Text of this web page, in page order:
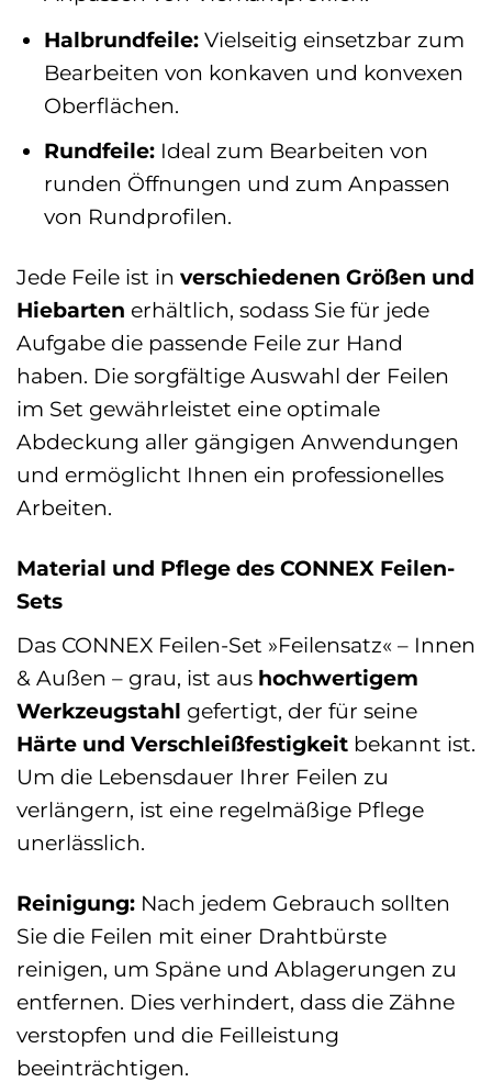
Halbrundfeile:Vielseitig einsetzbar zum
Bearbeiten von konkaven und konvexen
Oberflächen.
Rundfeile:Ideal zum Bearbeiten von
runden Öffnungen und zum Anpassen
von Rundprofilen.
Jede Feile ist in verschiedenen Größen und
Hiebarten erhältlich, sodass Sie für jede
Aufgabe die passende Feile zur Hand
haben. Die sorgfältige Auswahl der Feilen
im Set gewährleistet eine optimale
Abdeckung aller gängigen Anwendungen
und ermöglicht Ihnen ein professionelles
Arbeiten.
Material und Pflege des CONNEX Feilen-
Sets
Das CONNEX Feilen-Set »Feilensatz« – Innen
& Außen – grau, ist aus hochwertigem
Werkzeugstahl gefertigt, der für seine
Härte und Verschleißfestigkeit bekannt ist.
Um die Lebensdauer Ihrer Feilen zu
verlängern, ist eine regelmäßige Pflege
unerlässlich.
Reinigung: Nach jedem Gebrauch sollten
Sie die Feilen mit einer Drahtbürste
reinigen, um Späne und Ablagerungen zu
entfernen. Dies verhindert, dass die Zähne
verstopfen und die Feilleistung
beeinträchtigen.